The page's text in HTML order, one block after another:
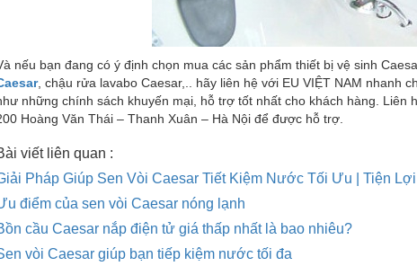
nếu bạn đang có ý định chọn mua các sản phẩm thiết bị vệ sinh
, chậu rửa lavabo Caesar,.. hãy liên hệ với EU VIỆT NAM nhanh
những chính sách khuyến mại, hỗ trợ tốt nhất cho khách hàng.
Hoàng Văn Thái – Thanh Xuân – Hà Nội để được hỗ trợ.
viết liên quan :
Pháp Giúp Sen Vòi Caesar Tiết Kiệm Nước Tối Ưu | Tiện
điểm của sen vòi Caesar nóng lạnh
cầu Caesar nắp điện tử giá thấp nhất là bao nhiêu?
vòi Caesar giúp bạn tiếp kiệm nước tối đa